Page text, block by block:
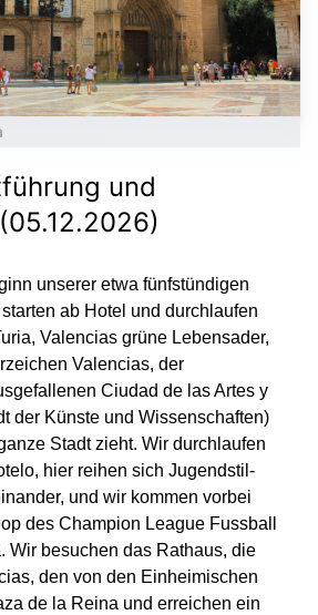
und
unserer etwa fünfstündigen
ab Hotel und durchlaufen
Valencias grüne Lebensader,
Valencias, der
Ciudad de las Artes y
der Künste und Wissenschaften)
Stadt zieht. Wir durchlaufen
hier reihen sich Jugendstil-
und wir kommen vorbei
des Champion League Fussball
Wir besuchen das Rathaus, die
den von den Einheimischen
de la Reina und erreichen ein